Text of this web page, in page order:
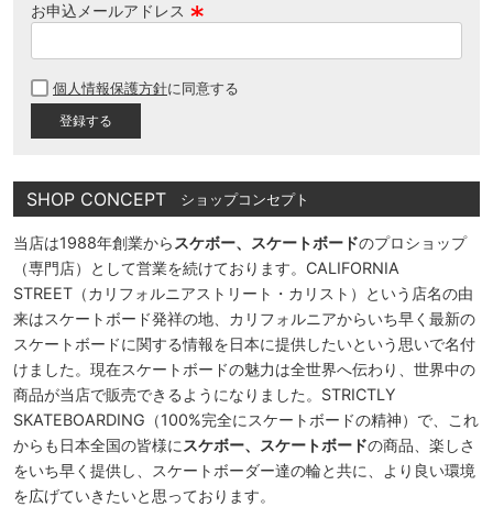
お申込メールアドレス
須
個人情報保護方針に同意する
SHOP CONCEPT ショップコンセプト
当店は1988年創業から スケボー、スケートボードのプロショップ
（専門店）として営業を続けております。CALIFORNIA
STREET（カリフォルニアストリート・カリスト）という店名の由
来はスケートボード発祥の地、カリフォルニアからいち早く最新の
スケートボードに関する情報を日本に提供したいという思いで名付
けました。現在スケートボードの魅力は全世界へ伝わり、世界中の
商品が当店で販売できるようになりました。STRICTLY
SKATEBOARDING（100%完全にスケートボードの精神）で、これ
からも日本全国の皆様に スケボー、スケートボードの商品、楽しさ
をいち早く提供し、スケートボーダー達の輪と共に、より良い環境
を広げていきたいと思っております。